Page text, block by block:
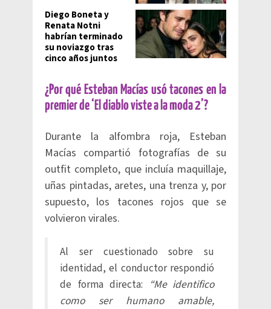
Diego Boneta y
Renata Notni
habrían terminado
su noviazgo tras
cinco años juntos
¿Por qué Esteban Macías usó tacones en la
premier de ‘El diablo viste a la moda 2’?
Durante la alfombra roja, Esteban
Macías compartió fotografías de su
outfit completo, que incluía maquillaje,
uñas pintadas, aretes, una trenza y, por
supuesto, los tacones rojos que se
volvieron virales.
Al ser cuestionado sobre su
identidad, el conductor respondió
de forma directa: “Me identifico
como ser humano amable,